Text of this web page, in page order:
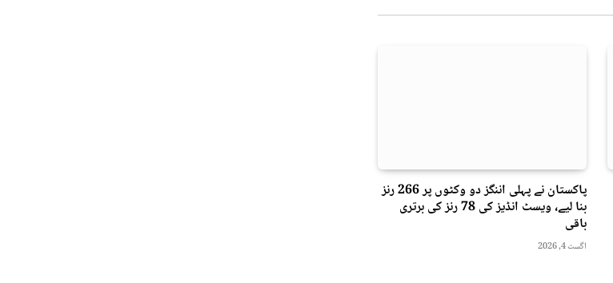
پاکستان نے پہلی اننگز دو وکٹوں پر 266 رنز
بنا لیے، ویسٹ انڈیز کی 78 رنز کی برتری
باقی
اگست 4, 2026